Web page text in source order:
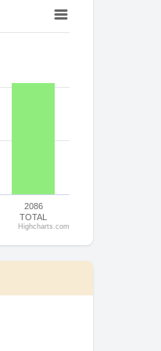
2086
TOTAL
Highcharts.com